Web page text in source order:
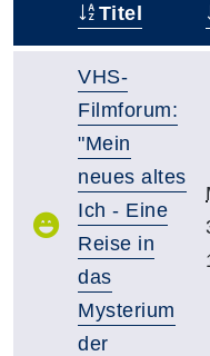
Titel
VHS-
Filmforum:
"Mein
neues altes
Ich - Eine
Reise in
das
Mysterium
der